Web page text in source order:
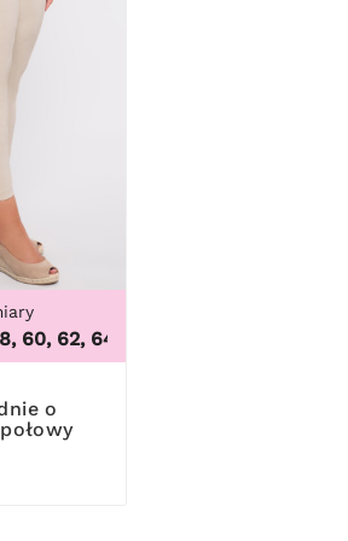
105B, 105C, 105D, 105DD, 105G,
62, 64 ,46, 48, 50, 52, 56, 58, 60,